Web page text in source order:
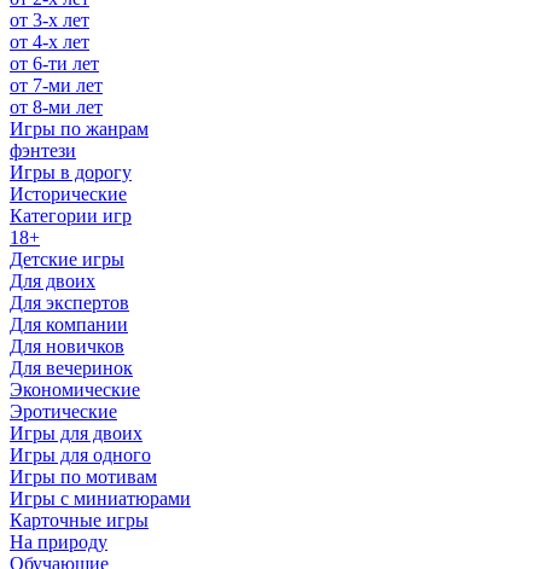
от 3-х лет
от 4-х лет
от 6-ти лет
от 7-ми лет
от 8-ми лет
Игры по жанрам
фэнтези
Игры в дорогу
Исторические
Категории игр
18+
Детские игры
Для двоих
Для экспертов
Для компании
Для новичков
Для вечеринок
Экономические
Эротические
Игры для двоих
Игры для одного
Игры по мотивам
Игры с миниатюрами
Карточные игры
На природу
Обучающие